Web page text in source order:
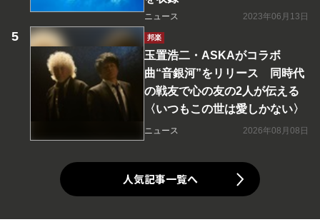
ニュース 2023年06月13日
邦楽
玉置浩二・ASKAがコラボ
曲“音銀河”をリリース 同時代
の戦友で心の友の2人が伝える
〈いつもこの世は愛しかない〉
ニュース 2026年08月08日
人気記事一覧へ